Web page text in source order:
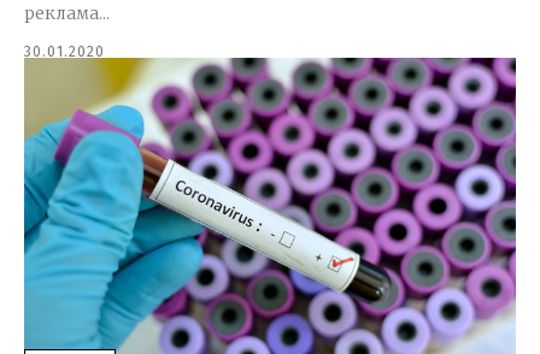
реклама...
30.01.2020